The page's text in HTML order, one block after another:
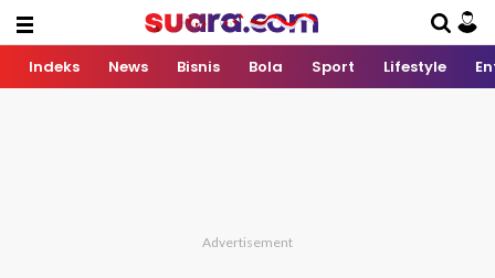
Indeks News Bisnis Bola Sport Lifestyle